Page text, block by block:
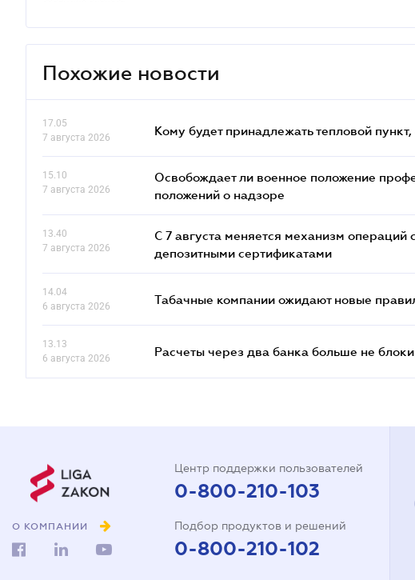
Похожие новости
17.05
7 августа 2026
Кому будет принадлежать тепловой
15.10
7 августа 2026
Освобождает ли военное положение
положений о надзоре
13.40
7 августа 2026
С 7 августа меняется механизм
депозитными сертификатами
14.04
6 августа 2026
Табачные компании ожидают новые
13.13
6 августа 2026
Расчеты через два банка больше не
О КОМПАНИИ
Центр поддержки пользователей
0-800-210-103
Подбор продуктов и решений
0-800-210-102